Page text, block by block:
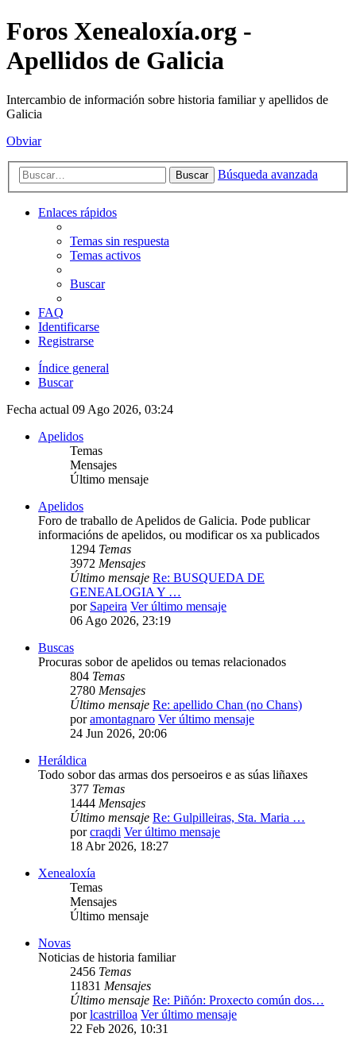
Foros Xenealoxía.org -
Apellidos de Galicia
Intercambio de información sobre historia familiar y apellidos de
Galicia
Obviar
Buscar Búsqueda avanzada
Enlaces rápidos
Temas sin respuesta
Temas activos
Buscar
FAQ
Identificarse
Registrarse
Índice general
Buscar
Fecha actual 09 Ago 2026, 03:24
Apelidos
Temas
Mensajes
Último mensaje
Apelidos
Foro de traballo de Apelidos de Galicia. Pode publicar
informacións de apelidos, ou modificar os xa publicados
1294 Temas
3972 Mensajes
Último mensaje Re: BUSQUEDA DE
GENEALOGIA Y …
por Sapeira Ver último mensaje
06 Ago 2026, 23:19
Buscas
Procuras sobor de apelidos ou temas relacionados
804 Temas
2780 Mensajes
Último mensaje Re: apellido Chan (no Chans)
poramontagnaro Ver último mensaje
24 Jun 2026, 20:06
Heráldica
Todo sobor das armas dos persoeiros e as súas liñaxes
377 Temas
1444 Mensajes
Último mensaje Re: Gulpilleiras, Sta. Maria …
porcraqdi Ver último mensaje
18 Abr 2026, 18:27
Xenealoxía
Temas
Mensajes
Último mensaje
Novas
Noticias de historia familiar
2456 Temas
11831 Mensajes
Último mensaje Re: Piñón: Proxecto común dos…
porlcastrilloa Ver último mensaje
22 Feb 2026, 10:31